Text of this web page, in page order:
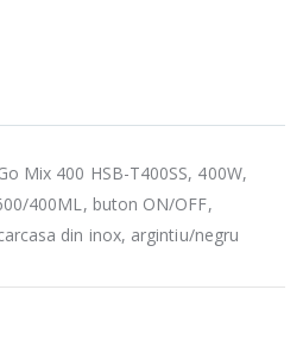
Mix 400 HSB-T400SS, 400W,
400ML, buton ON/OFF,
din inox, argintiu/negru
199,00 Lei
-18%
Mixer vertical
DC1000SSBK ...